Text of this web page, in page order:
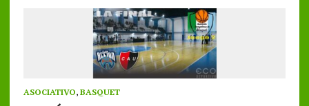
ASOCIATIVO, BASQUET